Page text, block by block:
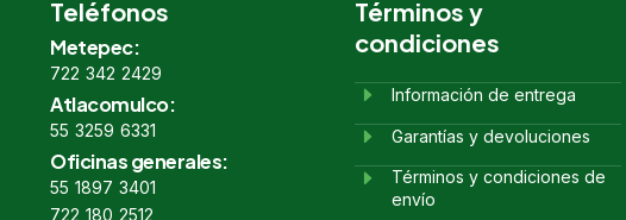
Teléfonos
Metepec:
722 342 2429
Atlacomulco:
55 3259 6331
Oficinas generales:
55 1897 3401
722 180 2512
Términos y
condiciones
Información de entrega
Garantías y devoluciones
Términos y condiciones de
envío